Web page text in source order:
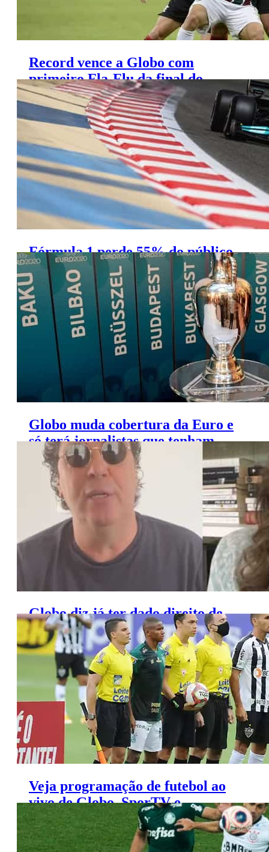
Record vence a Globo com
primeiro Fla-Flu da final do
Carioca
Fórmula 1 perde 55% do público
com saída da Globo para Band
Globo muda cobertura da Euro e
só terá jornalistas que tenham
passaporte europeu
Globo diz já ter dado direito de
resposta a Ana Paula Henkel
Veja programação de futebol ao
vivo de Globo, SporTV e
Premiere (15 a 16 de maio)